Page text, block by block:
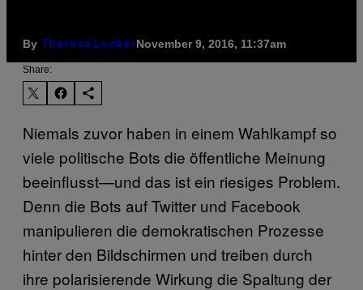
By Theresa LockerNovember 9, 2016, 11:37am
Share:
Niemals zuvor haben in einem Wahlkampf so
viele politische Bots die öffentliche Meinung
beeinflusst—und das ist ein riesiges Problem.
Denn die Bots auf Twitter und Facebook
manipulieren die demokratischen Prozesse
hinter den Bildschirmen und treiben durch
ihre polarisierende Wirkung die Spaltung der